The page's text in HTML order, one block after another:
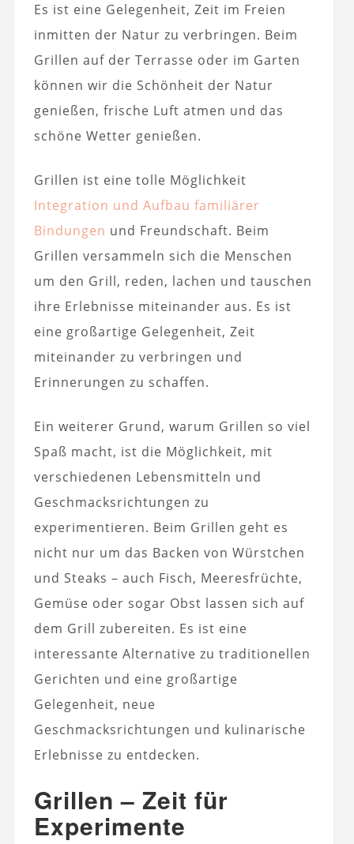
Es ist eine Gelegenheit, Zeit im Freien
inmitten der Natur zu verbringen. Beim
Grillen auf der Terrasse oder im Garten
können wir die Schönheit der Natur
genießen, frische Luft atmen und das
schöne Wetter genießen.
Grillen ist eine tolle Möglichkeit
Integration und Aufbau familiärer
Bindungen und Freundschaft. Beim
Grillen versammeln sich die Menschen
um den Grill, reden, lachen und tauschen
ihre Erlebnisse miteinander aus. Es ist
eine großartige Gelegenheit, Zeit
miteinander zu verbringen und
Erinnerungen zu schaffen.
Ein weiterer Grund, warum Grillen so viel
Spaß macht, ist die Möglichkeit, mit
verschiedenen Lebensmitteln und
Geschmacksrichtungen zu
experimentieren. Beim Grillen geht es
nicht nur um das Backen von Würstchen
und Steaks – auch Fisch, Meeresfrüchte,
Gemüse oder sogar Obst lassen sich auf
dem Grill zubereiten. Es ist eine
interessante Alternative zu traditionellen
Gerichten und eine großartige
Gelegenheit, neue
Geschmacksrichtungen und kulinarische
Erlebnisse zu entdecken.
Grillen – Zeit für
Experimente